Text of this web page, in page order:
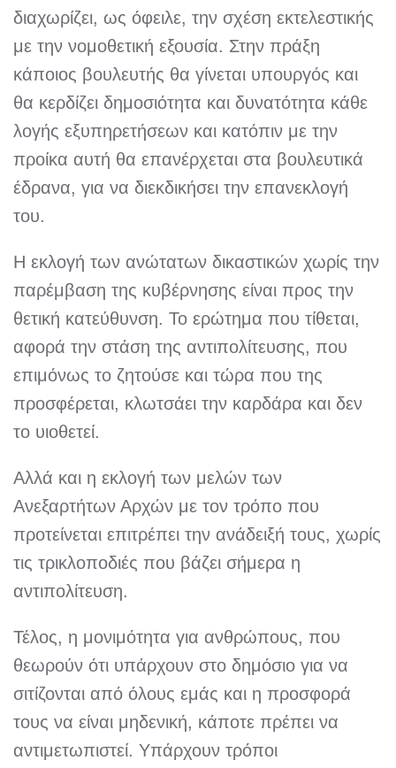
διαχωρίζει, ως όφειλε, την σχέση εκτελεστικής
με την νομοθετική εξουσία. Στην πράξη
κάποιος βουλευτής θα γίνεται υπουργός και
θα κερδίζει δημοσιότητα και δυνατότητα κάθε
λογής εξυπηρετήσεων και κατόπιν με την
προίκα αυτή θα επανέρχεται στα βουλευτικά
έδρανα, για να διεκδικήσει την επανεκλογή
του.
Η εκλογή των ανώτατων δικαστικών χωρίς την
παρέμβαση της κυβέρνησης είναι προς την
θετική κατεύθυνση. Το ερώτημα που τίθεται,
αφορά την στάση της αντιπολίτευσης, που
επιμόνως το ζητούσε και τώρα που της
προσφέρεται, κλωτσάει την καρδάρα και δεν
το υιοθετεί.
Αλλά και η εκλογή των μελών των
Ανεξαρτήτων Αρχών με τον τρόπο που
προτείνεται επιτρέπει την ανάδειξή τους, χωρίς
τις τρικλοποδιές που βάζει σήμερα η
αντιπολίτευση.
Τέλος, η μονιμότητα για ανθρώπους, που
θεωρούν ότι υπάρχουν στο δημόσιο για να
σιτίζονται από όλους εμάς και η προσφορά
τους να είναι μηδενική, κάποτε πρέπει να
αντιμετωπιστεί. Υπάρχουν τρόποι